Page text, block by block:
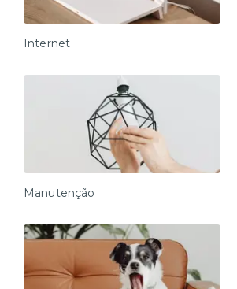
Internet
Manutenção